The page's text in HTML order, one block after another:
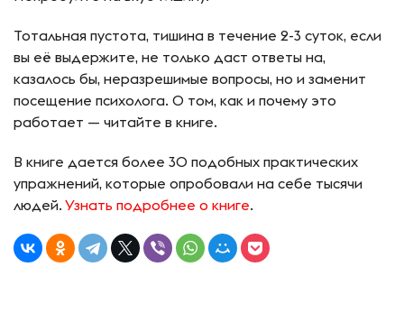
Тотальная пустота, тишина в течение 2-3 суток, если
вы её выдержите, не только даст ответы на,
казалось бы, неразрешимые вопросы, но и заменит
посещение психолога. О том, как и почему это
работает — читайте в книге.
В книге дается более 30 подобных практических
упражнений, которые опробовали на себе тысячи
людей. Узнать подробнее о книге.